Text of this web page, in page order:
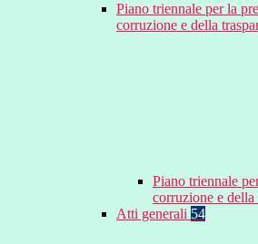
Piano triennale per la
corruzione e della
Piano triennale
corruzione e
Atti generali 54